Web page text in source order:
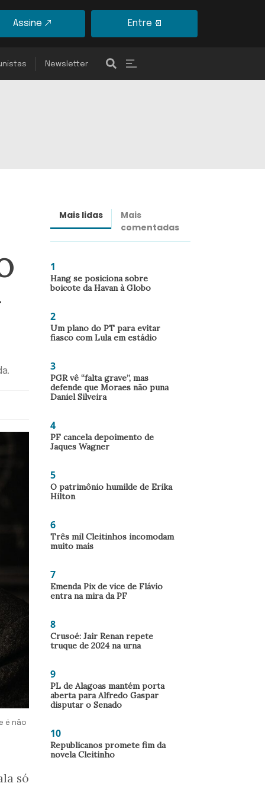
Assine Entre
Newsletter
é não
só
Mais lidas
Mais
comentadas
1
Hang se posiciona sobre
boicote da Havan à Globo
2
Um plano do PT para evitar
fiasco com Lula em estádio
3
PGR vê “falta grave”, mas
defende que Moraes não puna
Daniel Silveira
4
PF cancela depoimento de
Jaques Wagner
5
O patrimônio humilde de Erika
Hilton
6
Três mil Cleitinhos incomodam
muito mais
7
Emenda Pix de vice de Flávio
entra na mira da PF
8
Crusoé: Jair Renan repete
truque de 2024 na urna
9
PL de Alagoas mantém porta
aberta para Alfredo Gaspar
disputar o Senado
10
Republicanos promete fim da
novela Cleitinho